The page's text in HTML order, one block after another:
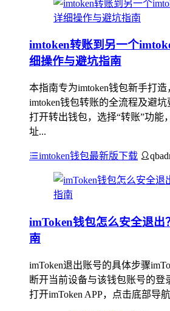
imtoken转账到另一个
细操作与避坑指南
本指南专为imtoken钱包新手打
imtoken钱包转账的全流程及避
打开转出钱包，选择“转账”功能
址...
imtoken钱包最新版下载
imToken钱包怎么安全退出
南
imToken退出账号的具体步骤
断开当前设备与该钱包账号的登
打开imToken APP，点击底部导